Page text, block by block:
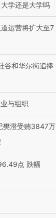
学还是大学吗
运营将扩大至7
谷和华尔街追捧
与组织
樊澄受贿3847万
点 跌幅